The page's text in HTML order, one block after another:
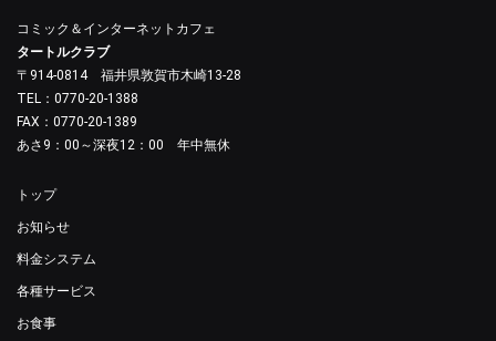
コミック＆インターネットカフェ
タートルクラブ
〒914-0814 福井県敦賀市木崎13-28
TEL：0770-20-1388
FAX：0770-20-1389
あさ9：00～深夜12：00 年中無休
トップ
お知らせ
料金システム
各種サービス
お食事